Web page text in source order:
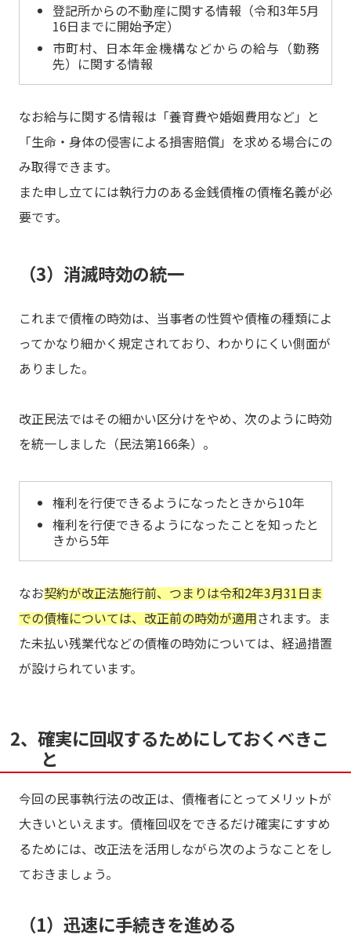
登記所からの不動産に関する情報（令和3年5月
16日までに開始予定）
市町村、日本年金機構などからの給与（勤務
先）に関する情報
なお給与に関する情報は「養育費や婚姻費用など」と
「生命・身体の侵害による損害賠償」を求める場合にの
み取得できます。
また申し立てには執行力のある金銭債権の債権名義が必
要です。
（3）消滅時効の統一
これまで債権の時効は、当事者の性質や債権の種類によ
ってかなり細かく規定されており、わかりにくい側面が
ありました。
改正民法ではその細かい区分けをやめ、次のように時効
を統一しました（民法第166条）。
権利を行使できるようになったときから10年
権利を行使できるようになったことを知ったと
きから5年
なお契約が改正法施行前、つまりは令和2年3月31日ま
での債権については、改正前の時効が適用されます。ま
た未払い残業代などの債権の時効については、経過措置
が設けられています。
2、確実に回収するためにしておくべきこ
と
今回の民事執行法の改正は、債権者にとってメリットが
大きいといえます。債権回収をできるだけ確実にすすめ
るためには、改正法を活用しながら次のようなことをし
ておきましょう。
（1）迅速に手続きを進める